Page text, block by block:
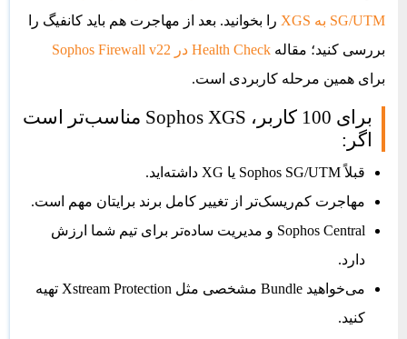
SG/UTM به XGS
را بخوانید. بعد از مهاجرت هم باید کانفیگ را
بررسی کنید؛ مقالهHealth Check در Sophos Firewall v22
برای همین مرحله کاربردی است.
برای 100 کاربر، Sophos XGS مناسب‌تر است
اگر:
قبلاً Sophos SG/UTM یا XG داشته‌اید.
مهاجرت کم‌ریسک‌تر از تغییر کامل برند برایتان مهم است.
Sophos Central و مدیریت ساده‌تر برای تیم شما ارزش
دارد.
می‌خواهید Bundle مشخصی مثل Xstream Protection تهیه
کنید.